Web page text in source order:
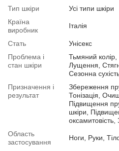
Тип шкіри
Усі типи шкіри
Країна
виробник
Італія
Стать
Унісекс
Проблема і
стан шкіри
Тьмяний колір,
Лущення,
Сезонна
Призначення і
результат
Збереження
Тонізація,
Підвищення
шкіри,
Область
застосування
Ноги, Руки,